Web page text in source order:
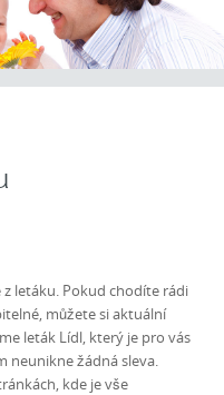
z letáku. Pokud chodíte rádi
můžete si aktuální
leták Lídl, který je pro vás
neunikne žádná sleva.
kde je vše